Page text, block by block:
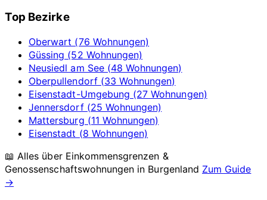
Top Bezirke
Oberwart (76 Wohnungen)
Güssing (52 Wohnungen)
Neusiedl am See (48 Wohnungen)
Oberpullendorf (33 Wohnungen)
Eisenstadt-Umgebung (27 Wohnungen)
Jennersdorf (25 Wohnungen)
Mattersburg (11 Wohnungen)
Eisenstadt (8 Wohnungen)
📖 Alles über Einkommensgrenzen &
Genossenschaftswohnungen in Burgenland Zum Guide
→